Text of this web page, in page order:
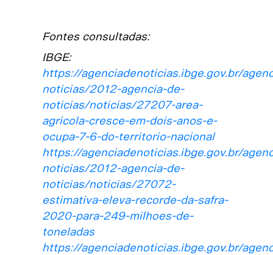
Fontes consultadas:
IBGE:
https://agenciadenoticias.ibge.gov.br/
noticias/2012-agencia-de-
noticias/noticias/27207-area-
agricola-cresce-em-dois-anos-e-
ocupa-7-6-do-territorio-nacional
https://agenciadenoticias.ibge.gov.br/
noticias/2012-agencia-de-
noticias/noticias/27072-
estimativa-eleva-recorde-da-safra-
2020-para-249-milhoes-de-
toneladas
https://agenciadenoticias.ibge.gov.br/